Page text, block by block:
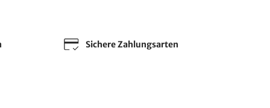
Sichere Zahlungsarten